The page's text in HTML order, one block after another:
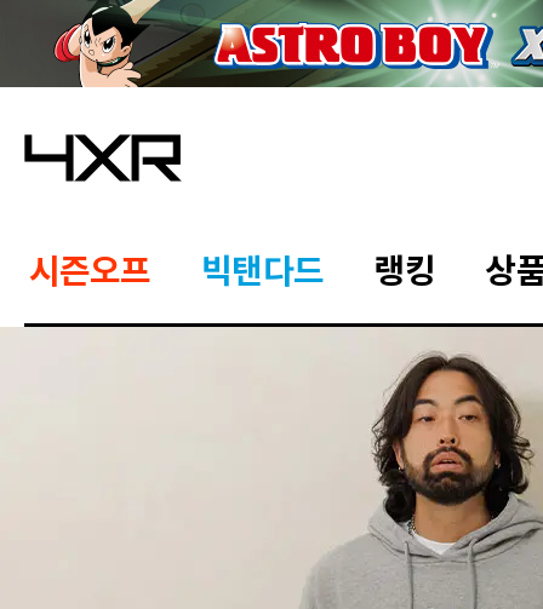
시즌오프 빅탠다드 랭킹 상